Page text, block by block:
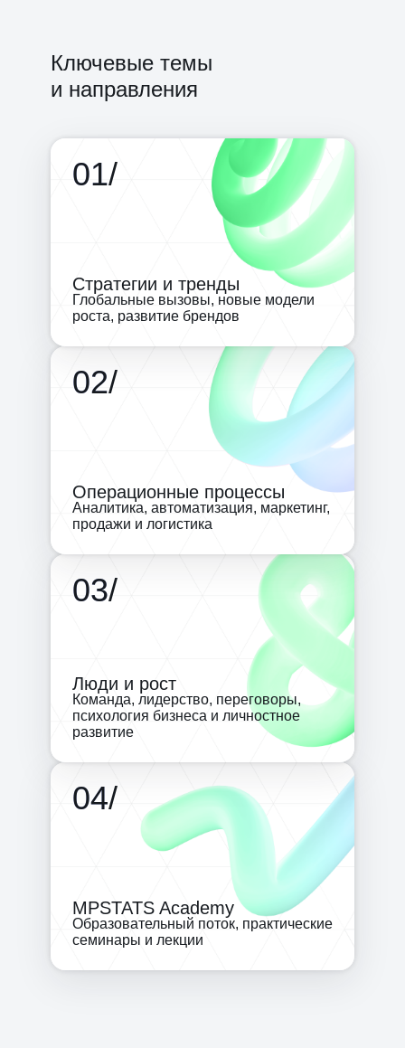
01/
Стратегии и тренды
Глобальные вызовы, новые модели
роста, развитие брендов
02/
Операционные процессы
Аналитика, автоматизация, маркетинг,
продажи и логистика
03/
Люди и рост
Команда, лидерство, переговоры,
психология бизнеса и личностное
развитие
04/
MPSTATS Academy
Образовательный поток, практические
семинары и лекции
Ключевые темы
и направления